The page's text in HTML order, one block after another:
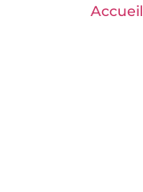
Accueil